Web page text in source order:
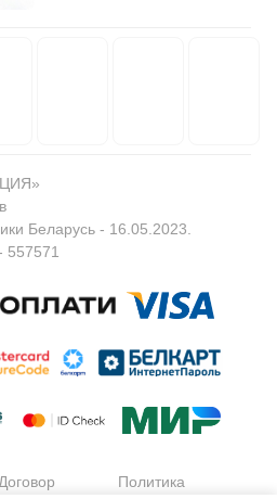
Беларусь - 16.05.2023.
557571
Политика